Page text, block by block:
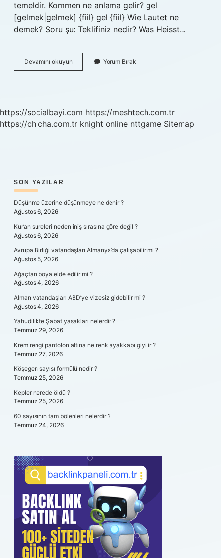
temeldir. Kommen ne anlama gelir? gel
[gelmek|gelmek] {fiil} gel {fiil} Wie Lautet ne
demek? Soru şu: Teklifiniz nedir? Was Heisst…
Devamını okuyun
Ne
Yorum Bırak
https://socialbayi.com https://meshtech.com.tr
https://chicha.com.tr knight online nttgame Sitemap
SIDEBAR
SON YAZILAR
Düşünme üzerine düşünmeye ne denir ?
Ağustos 6, 2026
Kur’an sureleri neden iniş sırasına göre değil ?
Ağustos 6, 2026
Avrupa Birliği vatandaşları Almanya’da çalışabilir mi ?
Ağustos 5, 2026
Ağaçtan boya elde edilir mi ?
Ağustos 4, 2026
Alman vatandaşları ABD’ye vizesiz gidebilir mi ?
Ağustos 4, 2026
Yahudilikte Şabat yasakları nelerdir ?
Temmuz 29, 2026
Krem rengi pantolon altına ne renk ayakkabı giyilir ?
Temmuz 27, 2026
Köşegen sayısı formülü nedir ?
Temmuz 25, 2026
Kepler nerede öldü ?
Temmuz 25, 2026
60 sayısının tam bölenleri nelerdir ?
Temmuz 24, 2026